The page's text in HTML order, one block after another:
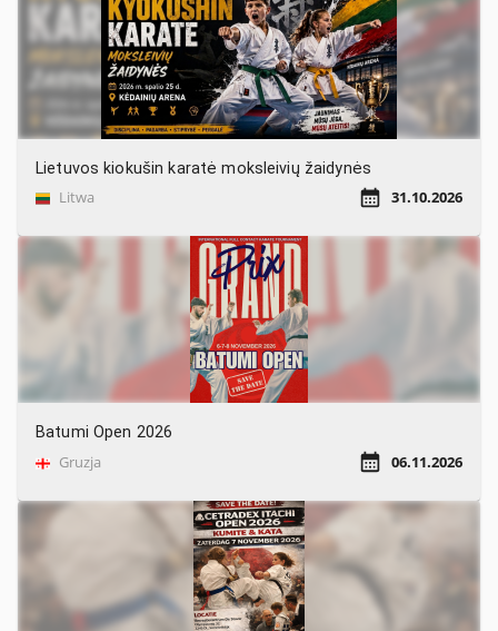
Lietuvos kiokušin karatė moksleivių žaidynės
Litwa 31.10.2026
Batumi Open 2026
Gruzja 06.11.2026